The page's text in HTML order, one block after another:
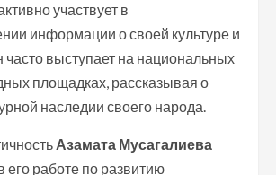
участвует в
информации о своей культуре и
часто выступает на национальных
площадках, рассказывая о
наследии своего народа.
Азамата Мусагалиева
его работе по развитию